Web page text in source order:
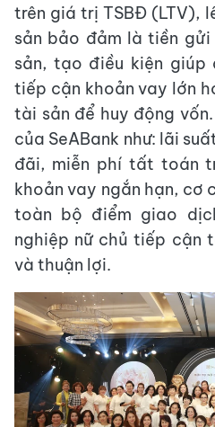
trên giá trị TSBĐ (LTV),
sản bảo đảm là tiền
sản, tạo điều kiện giúp
tiếp cận khoản vay lớn
tài sản để huy động
của SeABank như: lãi
đãi, miễn phí tất toán
khoản vay ngắn hạn, cơ
toàn bộ điểm giao
nghiệp nữ chủ tiếp cận
và thuận lợi.